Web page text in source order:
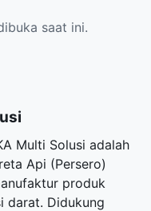
saat ini.
Multi Solusi adalah
Api (Persero)
produk
darat. Didukung